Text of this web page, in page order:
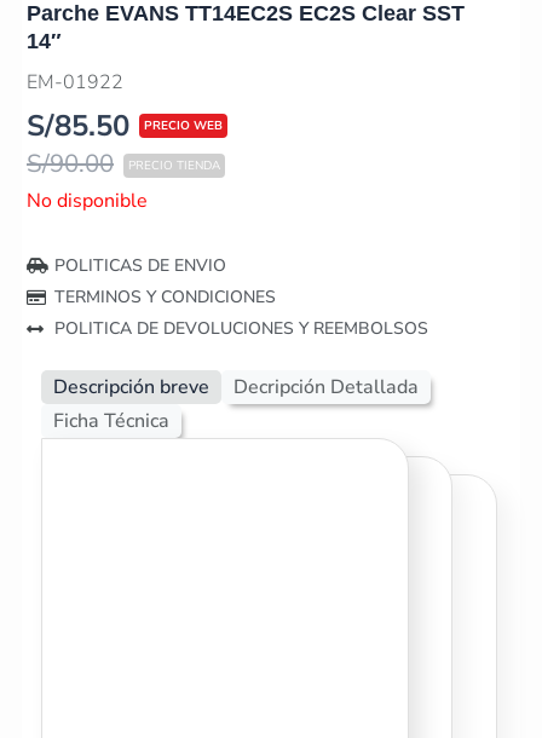
Parche EVANS TT14EC2S EC2S Clear SST
14″
EM-01922
S/90.00
S/85.50
No disponible
POLITICAS DE ENVIO
TERMINOS Y CONDICIONES
POLITICA DE DEVOLUCIONES Y REEMBOLSOS
Descripción breve
Decripción Detallada
Ficha Técnica